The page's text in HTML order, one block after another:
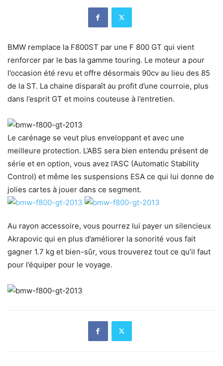
BMW remplace la F800ST par une F 800 GT qui vient
renforcer par le bas la gamme touring. Le moteur a pour
l’occasion été revu et offre désormais 90cv au lieu des 85
de la ST. La chaine disparaît au profit d’une courroie, plus
dans l’esprit GT et moins couteuse à l’entretien.
Le carénage se veut plus enveloppant et avec une
meilleure protection. L’ABS sera bien entendu présent de
série et en option, vous avez l’ASC (Automatic Stability
Control) et même les suspensions ESA ce qui lui donne de
jolies cartes à jouer dans ce segment.
Au rayon accessoire, vous pourrez lui payer un silencieux
Akrapovic qui en plus d’améliorer la sonorité vous fait
gagner 1.7 kg et bien-sûr, vous trouverez tout ce qu’il faut
pour l’équiper pour le voyage.